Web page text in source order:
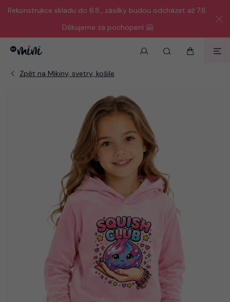
Rekonstrukce skladu do 6.8., zásilky budou odcházet až 7.8.
Děkujeme za pochopení 🤗